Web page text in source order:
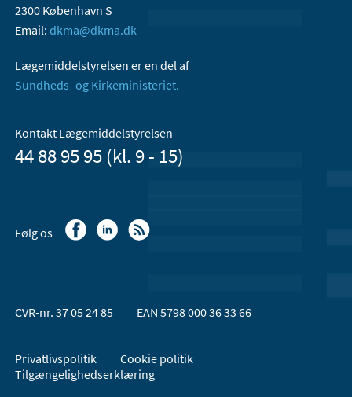
2300 København S
Email: dkma@dkma.dk
Lægemiddelstyrelsen er en del af
Sundheds- og Kirkeministeriet.
Kontakt Lægemiddelstyrelsen
44 88 95 95 (kl. 9 - 15)
Følg os
CVR-nr. 37 05 24 85 EAN 5798 000 36 33 66
Privatlivspolitik
Cookie politik
Tilgængelighedserklæring